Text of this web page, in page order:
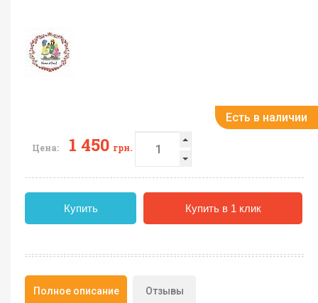
Есть в наличии
Цена: 1 450 грн.
Купить Купить в 1 клик
Полное описание Отзывы